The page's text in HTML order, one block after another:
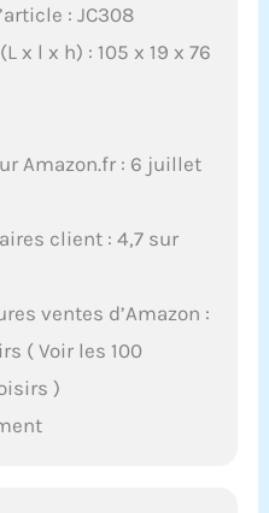
: JC308
x l x h) : 105 x 19 x 76
Amazon.fr : 6 juillet
client : 4,7 sur
ventes d’Amazon :
( Voir les 100
)